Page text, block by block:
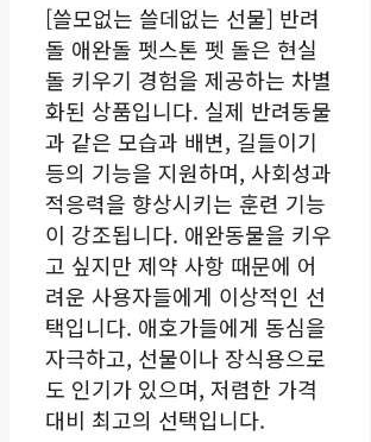
[쓸모없는 쓸데없는 선물] 반려
돌 애완돌 펫스톤 펫 돌은 현실
돌 키우기 경험을 제공하는 차별
화된 상품입니다. 실제 반려동물
과 같은 모습과 배변, 길들이기
등의 기능을 지원하며, 사회성과
적응력을 향상시키는 훈련 기능
이 강조됩니다. 애완동물을 키우
고 싶지만 제약 사항 때문에 어
려운 사용자들에게 이상적인 선
택입니다. 애호가들에게 동심을
자극하고, 선물이나 장식용으로
도 인기가 있으며, 저렴한 가격
대비 최고의 선택입니다.